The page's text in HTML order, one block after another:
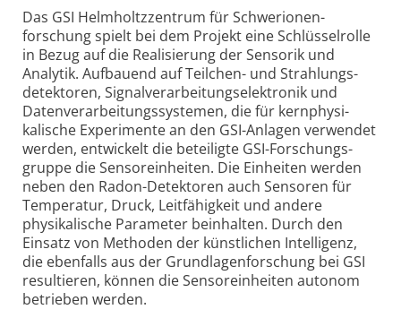
Das GSI Helmholtz­zentrum für Schwerionen­
forschung spielt bei dem Projekt eine Schlüsselrolle
in Bezug auf die Realisierung der Sensorik und
Analytik. Aufbauend auf Teilchen- und Strahlungs­
detektoren, Signal­verarbeitungs­elektronik und
Daten­verarbeitungs­systemen, die für kern­physi­
kalische Experimente an den GSI-Anlagen verwendet
werden, entwickelt die beteiligte GSI-Forschungs­
gruppe die Sensor­einheiten. Die Einheiten werden
neben den Radon-Detektoren auch Sensoren für
Temperatur, Druck, Leitfähigkeit und andere
physikalische Parameter beinhalten. Durch den
Einsatz von Methoden der künstlichen Intelligenz,
die ebenfalls aus der Grundlagen­forschung bei GSI
resultieren, können die Sensor­einheiten autonom
betrieben werden.